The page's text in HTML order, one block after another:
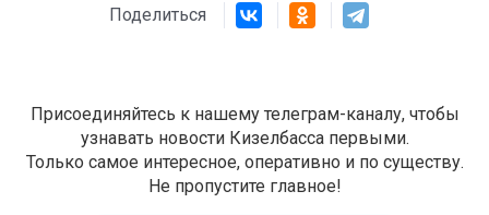
Поделиться
Присоединяйтесь к нашему телеграм-каналу, чтобы
узнавать новости Кизелбасса первыми.
Только самое интересное, оперативно и по существу.
Не пропустите главное!